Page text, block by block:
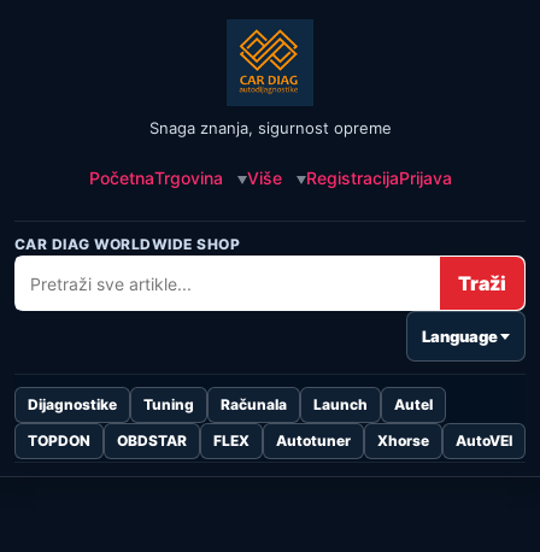
Snaga znanja, sigurnost opreme
PočetnaTrgovina Više RegistracijaPrijava
CAR DIAG WORLDWIDE SHOP
Traži
Language
Dijagnostike Tuning Računala Launch
Autel
TOPDON
OBDSTAR FLEX Autotuner Xhorse AutoVEI
Skip to